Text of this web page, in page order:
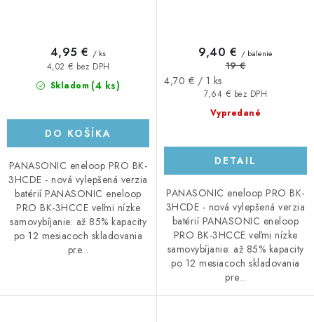
Skladom (4 ks)
4,02 € bez DPH
4,95 € / ks
DO KOŠÍKA
PANASONIC eneloop PRO BK-
3HCDE - nová vylepšená verzia
batérií PANASONIC eneloop
PRO BK-3HCCE veľmi nízke
samovybíjanie: až 85% kapacity
po 12 mesiacoch skladovania
pre...
Vypredané
7,64 € bez DPH
9,40 € / balenie
19 €
Jednotková
4,70 € / 1 ks
DETAIL
PANASONIC eneloop PRO BK-
3HCDE - nová vylepšená verzia
batérií PANASONIC eneloop
PRO BK-3HCCE veľmi nízke
samovybíjanie: až 85% kapacity
po 12 mesiacoch skladovania
pre...